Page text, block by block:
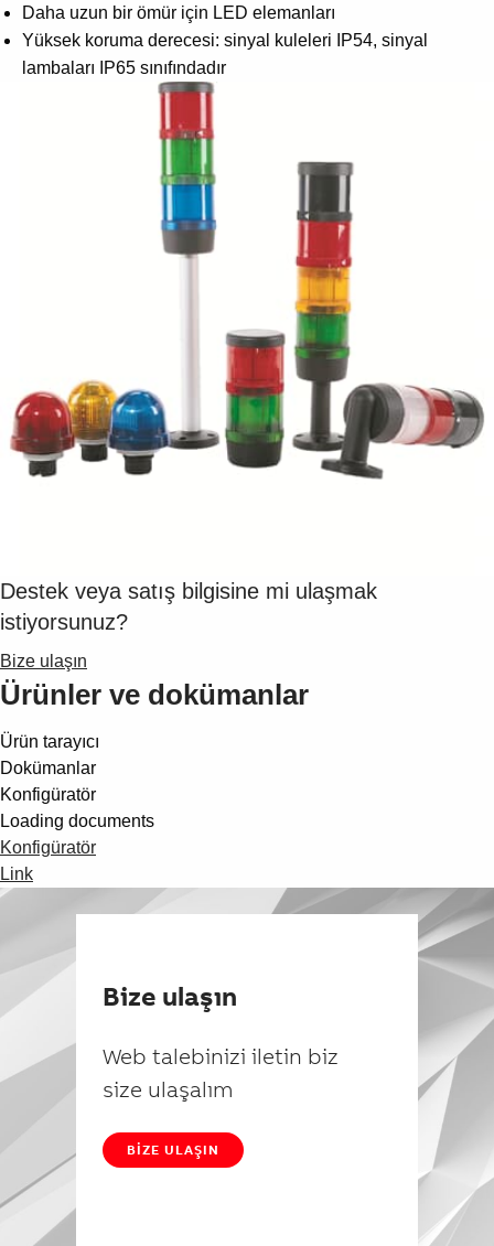
Daha uzun bir ömür için LED elemanları
Yüksek koruma derecesi: sinyal kuleleri IP54, sinyal
lambaları IP65 sınıfındadır
Destek veya satış bilgisine mi ulaşmak
istiyorsunuz?
Bize ulaşın
Ürünler ve dokümanlar
Ürün tarayıcı
Dokümanlar
Konfigüratör
Loading documents
Konfigüratör
Link
Bize ulaşın
Web talebinizi iletin biz
size ulaşalım
BIZE ULAŞIN